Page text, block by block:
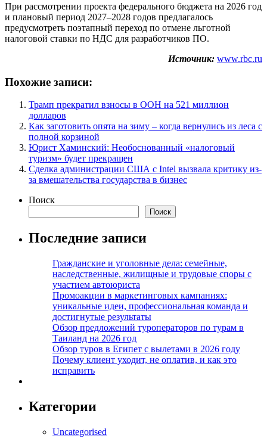
При рассмотрении проекта федерального бюджета на 2026 год
и плановый период 2027–2028 годов предлагалось
предусмотреть поэтапный переход по отмене льготной
налоговой ставки по НДС для разработчиков ПО.
Источник: www.rbc.ru
Похожие записи:
Трамп прекратил взносы в ООН на 521 миллион
долларов
Как заготовить опята на зиму – когда вернулись из леса с
полной корзиной
Юрист Хаминский: Необоснованный «налоговый
туризм» будет прекращен
Сделка администрации США с Intel вызвала критику из-
за вмешательства государства в бизнес
Поиск
Поиск
Последние записи
Гражданские и уголовные дела: семейные,
наследственные, жилищные и трудовые споры с
участием автоюриста
Промоакции в маркетинговых кампаниях:
уникальные идеи, профессиональная команда и
достигнутые результаты
Обзор предложений туроператоров по турам в
Таиланд на 2026 год
Обзор туров в Египет с вылетами в 2026 году
Почему клиент уходит, не оплатив, и как это
исправить
Категории
Uncategorised